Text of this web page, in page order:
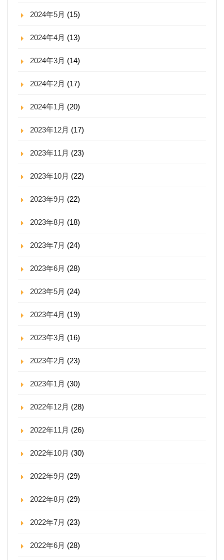
2024年5月 (15)
2024年4月 (13)
2024年3月 (14)
2024年2月 (17)
2024年1月 (20)
2023年12月 (17)
2023年11月 (23)
2023年10月 (22)
2023年9月 (22)
2023年8月 (18)
2023年7月 (24)
2023年6月 (28)
2023年5月 (24)
2023年4月 (19)
2023年3月 (16)
2023年2月 (23)
2023年1月 (30)
2022年12月 (28)
2022年11月 (26)
2022年10月 (30)
2022年9月 (29)
2022年8月 (29)
2022年7月 (23)
2022年6月 (28)